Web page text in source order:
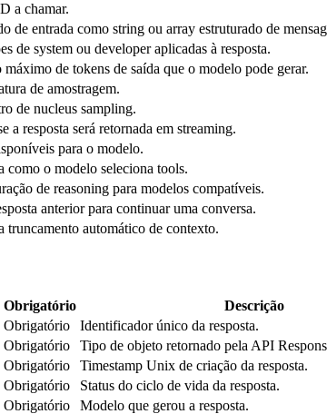
a chamar.
de entrada como string ou array estruturado de
de system ou developer aplicadas à resposta.
máximo de tokens de saída que o modelo pode gerar.
de amostragem.
de nucleus sampling.
a resposta será retornada em streaming.
para o modelo.
como o modelo seleciona tools.
de reasoning para modelos compatíveis.
anterior para continuar uma conversa.
truncamento automático de contexto.
Obrigatório
Descrição
Obrigatório
Identificador único da resposta.
Obrigatório
Tipo de objeto retornado pela API
Obrigatório
Timestamp Unix de criação da resposta.
Obrigatório
Status do ciclo de vida da resposta.
Obrigatório
Modelo que gerou a resposta.